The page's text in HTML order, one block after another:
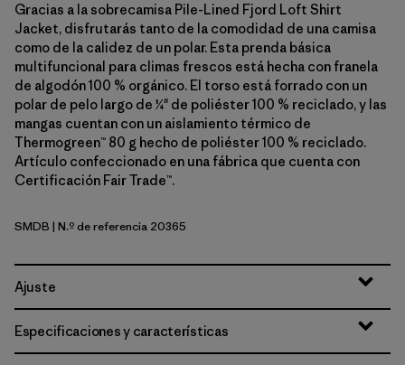
Gracias a la sobrecamisa Pile-Lined Fjord Loft Shirt
Jacket, disfrutarás tanto de la comodidad de una camisa
como de la calidez de un polar. Esta prenda básica
multifuncional para climas frescos está hecha con franela
de algodón 100 % orgánico. El torso está forrado con un
polar de pelo largo de ¼" de poliéster 100 % reciclado, y las
mangas cuentan con un aislamiento térmico de
Thermogreen™ 80 g hecho de poliéster 100 % reciclado.
Artículo confeccionado en una fábrica que cuenta con
Certificación Fair Trade™.
Smolder Blue
SMDB | N.º de referencia 20365
Ajuste
Especificaciones y características